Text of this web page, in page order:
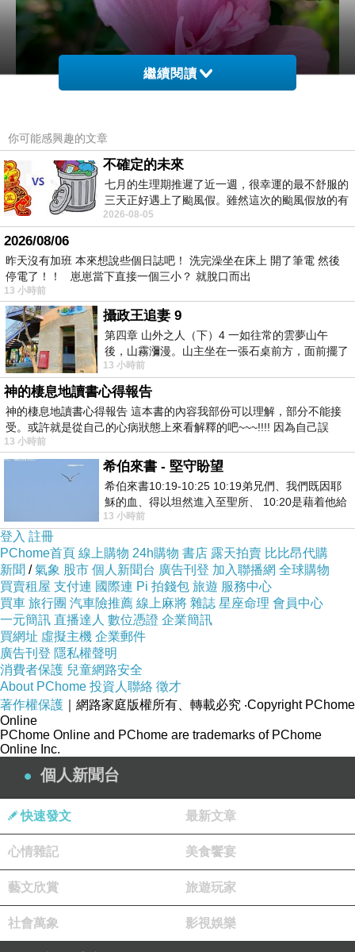
辛金順／烏溪的水聲 ( 閱讀好詩 ）
下一篇：美麗繡球花 2026. 5. 18
繼續閱讀
你可能感興趣的文章
不確定的未來
七月的生理期推遲了近一週，很幸運的最不舒服的
三天正好遇上了颱風假。雖然這次的颱風假放的有
點虛，因為風雨不大，但這也是最想要的
2026-08-05
2026/08/06
昨天沒有加班 本來想說些個日誌吧！ 洗完澡坐在床上 開了筆電 然後
停電了！！ 崽崽當下直接一個三小？ 就脫口而出
13 小時前
攝政王追妻 9
第四章 山外之人（下）4 一如往常的雲夢山午
後，山霧瀰漫。山主坐在一張石桌前方，面前擺了
一盤未下完的棋盤，還有一壺茶與兩只冒
13 小時前
神的棲息地讀書心得報告
神的棲息地讀書心得報告 這本書的內容我部份可以理解，部分不能接
受。或許就是從自己的心病狀態上來看解釋的吧~~~!!!! 因為自己誤
13 小時前
希伯來書 - 堅守盼望
希伯來書10:19-10:25 10:19弟兄們、我們既因耶
穌的血、得以坦然進入至聖所、 10:20是藉着他給
我們開了一條又新又活的路從幔子經過
13 小時前
登入 註冊
PChome首頁 線上購物 24h購物 書店 露天拍賣 比比昂代購
新聞 /氣象 股市 個人新聞台 廣告刊登 加入聯播網 全球購物
買賣租屋 支付連 國際連 Pi 拍錢包 旅遊 服務中心
買車 旅行團 汽車險推薦 線上麻將 雜誌 星座命理 會員中心
一元簡訊 直播達人 數位憑證 企業簡訊
買網址 虛擬主機 企業郵件
廣告刊登 隱私權聲明
消費者保護 兒童網路安全
About PChome 投資人聯絡 徵才
著作權保護 ｜網路家庭版權所有、轉載必究 ‧Copyright PChome
Online
PChome Online and PChome are trademarks of PChome
Online Inc.
個人新聞台
快速發文 最新文章
心情雜記 美食饗宴
藝文欣賞 旅遊玩家
社會萬象 影視娛樂